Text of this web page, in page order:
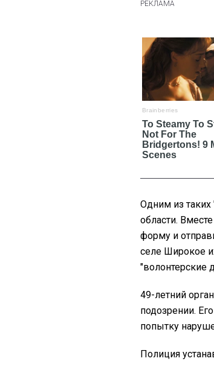
Одним из таких
области.
форму и
селе Широкое
"волонтерские
49-летний
подозрении.
попытку
Полиция